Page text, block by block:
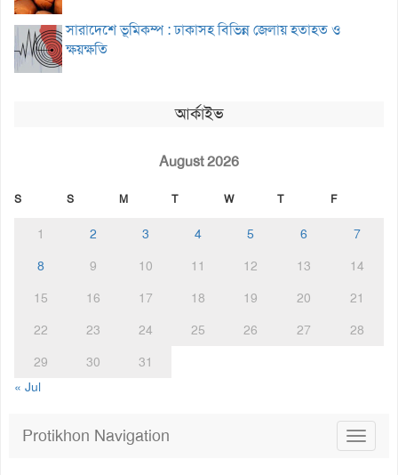
সারাদেশে ভূমিকম্প : ঢাকাসহ বিভিন্ন জেলায় হতাহত ও
ক্ষয়ক্ষতি
আর্কাইভ
August 2026
S S M T W T F
1 2 3 4 5 6
7
8
9 10 11 12 13
14
15
16 17 18 19 20
21
22
23 24 25 26 27
28
29
30
31
« Jul
Toggle
Protikhon Navigation